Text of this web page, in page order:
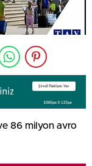
86 milyon avro